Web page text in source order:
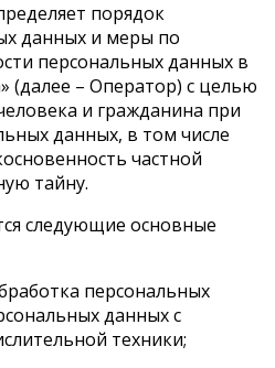
порядок
данных и меры по
персональных данных в
(далее – Оператор) с целью
и гражданина при
данных, в том числе
частной
тайну.
следующие основные
персональных
данных с
техники;